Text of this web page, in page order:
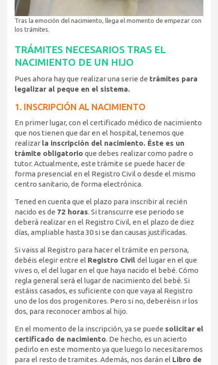
Tras la emoción del nacimiento, llega el momento de empezar con
los trámites.
TRÁMITES NECESARIOS TRAS EL
NACIMIENTO DE UN HIJO
Pues ahora hay que realizar una serie de trámites para
legalizar al peque en el sistema.
1. INSCRIPCIÓN AL NACIMIENTO
En primer lugar, con el certificado médico de nacimiento
que nos tienen que dar en el hospital, tenemos que
realizar la inscripción del nacimiento. Éste es un
trámite obligatorio que debes realizar como padre o
tutor. Actualmente, este trámite se puede hacer de
forma presencial en el Registro Civil o desde el mismo
centro sanitario, de forma electrónica.
Tened en cuenta que el plazo para inscribir al recién
nacido es de 72 horas. Si transcurre ese periodo se
deberá realizar en el Registro Civil, en el plazo de diez
días, ampliable hasta 30 si se dan causas justificadas.
Si vaiss al Registro para hacer el trámite en persona,
debéis elegir entre el Registro Civil del lugar en el que
vives o, el del lugar en el que haya nacido el bebé. Cómo
regla general será el lugar de nacimiento del bebé. Si
estáiss casados, es suficiente con que vaya al Registro
uno de los dos progenitores. Pero si no, deberéisn ir los
dos, para reconocer ambos al hijo.
En el momento de la inscripción, ya se puede solicitar el
certificado de nacimiento. De hecho, es un acierto
pedirlo en este momento ya que luego lo necesitaremos
para el resto de tramites. Además, nos darán el Libro de